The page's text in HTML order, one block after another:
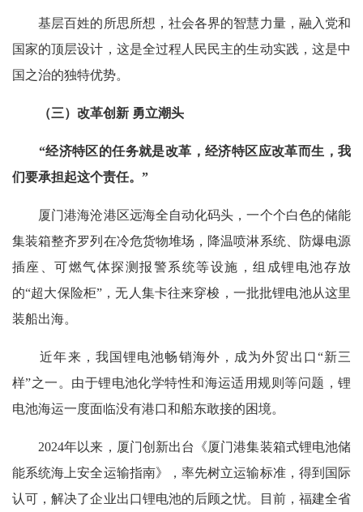
基层百姓的所思所想，社会各界的智慧力量，融入党和
国家的顶层设计，这是全过程人民民主的生动实践，这是中
国之治的独特优势。
（三）改革创新 勇立潮头
“经济特区的任务就是改革，经济特区应改革而生，我
们要承担起这个责任。”
厦门港海沧港区远海全自动化码头，一个个白色的储能
集装箱整齐罗列在冷危货物堆场，降温喷淋系统、防爆电源
插座、可燃气体探测报警系统等设施，组成锂电池存放
的“超大保险柜”，无人集卡往来穿梭，一批批锂电池从这里
装船出海。
近年来，我国锂电池畅销海外，成为外贸出口“新三
样”之一。由于锂电池化学特性和海运适用规则等问题，锂
电池海运一度面临没有港口和船东敢接的困境。
2024年以来，厦门创新出台《厦门港集装箱式锂电池储
能系统海上安全运输指南》，率先树立运输标准，得到国际
认可，解决了企业出口锂电池的后顾之忧。目前，福建全省